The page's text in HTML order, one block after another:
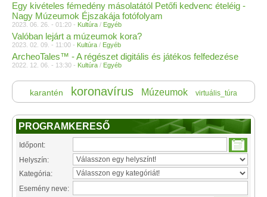
Egy kivételes fémedény másolatától Petőfi kedvenc ételéig -
Nagy Múzeumok Éjszakája fotófolyam
2023. 06. 26. - 01:20 - Kultúra / Egyéb
Valóban lejárt a múzeumok kora?
2023. 02. 09. - 11:00 - Kultúra / Egyéb
ArcheoTales™ - A régészet digitális és játékos felfedezése
2022. 12. 06. - 13:30 - Kultúra / Egyéb
karantén koronavírus Múzeumok virtuális_túra
PROGRAMKERESŐ
Időpont:
Helyszín:
Kategória:
Esemény neve: